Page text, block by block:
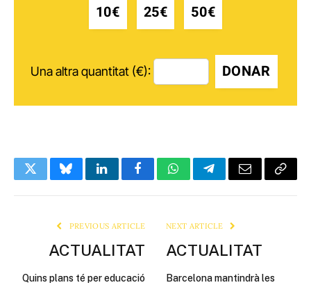
10€ 25€ 50€
Una altra quantitat (€): DONAR
TwitterBlueskyLinkedInFacebookWhatsAppTelegramEmail Copy
PREVIOUS ARTICLE
ACTUALITAT
Quins plans té per educació
NEXT ARTICLE
ACTUALITAT
Barcelona mantindrà les